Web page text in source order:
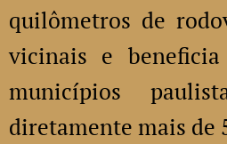
quilômetros de
vicinais e
municípios
diretamente mais de